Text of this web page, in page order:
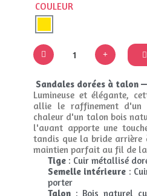
COULEUR
Sandales dorées à talon
Lumineuse et élégante,
allie le raffinement
chaleur d'un talon bois
l'avant apporte une
tandis que la bride arrière
maintien parfait au fil de la
Tige : Cuir métallisé
Semelle intérieure :
porter
Talon : Bois naturel